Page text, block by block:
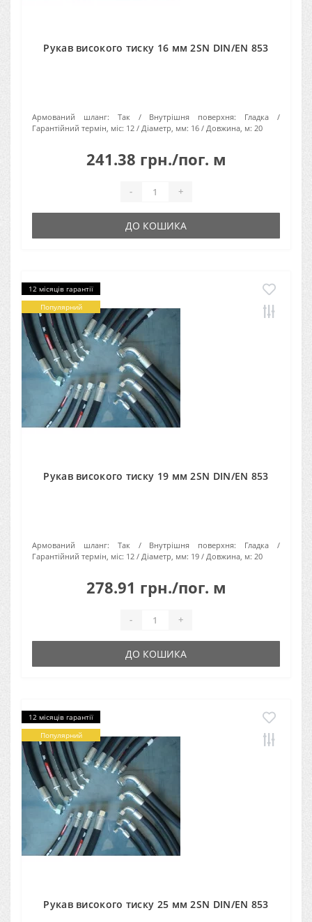
Рукав високого тиску 16 мм 2SN DIN/EN 853
Армований шланг: Так Внутрішня поверхня:
Гладка
Гарантійний термін, міс: 12 Діаметр, мм: 16 Довжина, м: 20
241.38 грн./пог. м
- +
ДО КОШИКА
12 місяців гарантії
Популярний
Рукав високого тиску 19 мм 2SN DIN/EN 853
Армований шланг: Так Внутрішня поверхня:
Гладка
Гарантійний термін, міс: 12 Діаметр, мм: 19 Довжина, м: 20
278.91 грн./пог. м
- +
ДО КОШИКА
12 місяців гарантії
Популярний
Рукав високого тиску 25 мм 2SN DIN/EN 853